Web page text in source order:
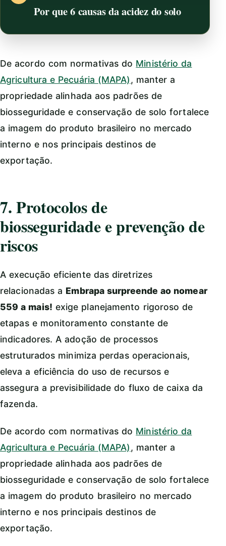
Por que 6 causas da acidez do solo
De acordo com normativas do Ministério da
Agricultura e Pecuária (MAPA), manter a
propriedade alinhada aos padrões de
biosseguridade e conservação de solo fortalece
a imagem do produto brasileiro no mercado
interno e nos principais destinos de
exportação.
7. Protocolos de
biosseguridade e prevenção de
riscos
A execução eficiente das diretrizes
relacionadas a Embrapa surpreende ao nomear
559 a mais! exige planejamento rigoroso de
etapas e monitoramento constante de
indicadores. A adoção de processos
estruturados minimiza perdas operacionais,
eleva a eficiência do uso de recursos e
assegura a previsibilidade do fluxo de caixa da
fazenda.
De acordo com normativas do Ministério da
Agricultura e Pecuária (MAPA), manter a
propriedade alinhada aos padrões de
biosseguridade e conservação de solo fortalece
a imagem do produto brasileiro no mercado
interno e nos principais destinos de
exportação.